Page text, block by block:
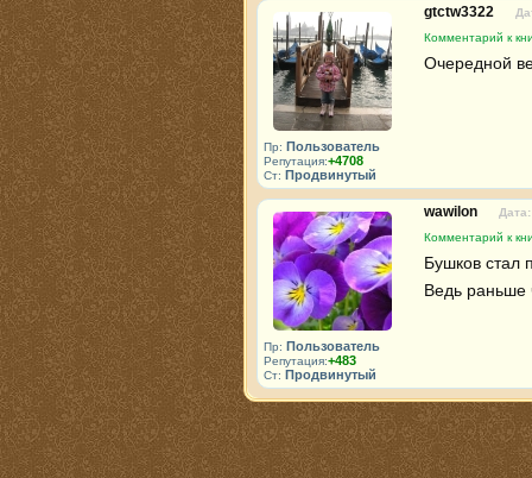
Пр: Пользователь
Репутация:+4708
Ст: Продвинутый
gtctw3322
Комментарий к
Очередной
Пр: Пользователь
Репутация:+483
Ст: Продвинутый
wawilon
Комментарий к
Бушков стал
Ведь раньше